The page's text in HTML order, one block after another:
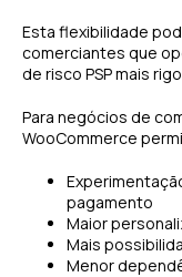
Esta flexibilidade
comerciantes que
de risco PSP mais
Para negócios de
WooCommerce
pagamento
Maior
Mais
Menor